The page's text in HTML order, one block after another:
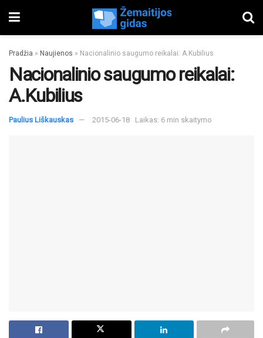
Pradžia » Naujienos » Nacionalinio saugumo reikalai: A.Kubilius
Nacionalinio saugumo reikalai:
A.Kubilius
Paulius Liškauskas 2015-06-18 Laikas: 6 min skaitymo